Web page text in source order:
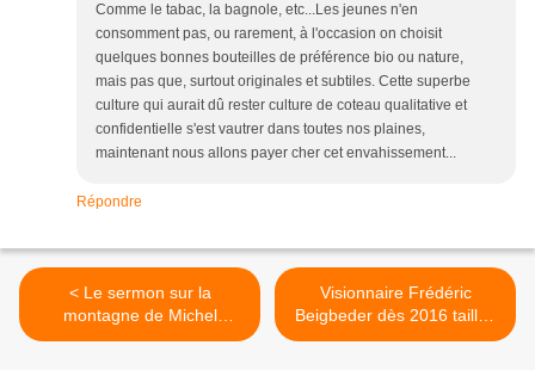
Comme le tabac, la bagnole, etc...Les jeunes n'en
consomment pas, ou rarement, à l'occasion on choisit
quelques bonnes bouteilles de préférence bio ou nature,
mais pas que, surtout originales et subtiles. Cette superbe
culture qui aurait dû rester culture de coteau qualitative et
confidentielle s'est vautrer dans toutes nos plaines,
maintenant nous allons payer cher cet envahissement...
Répondre
< Le sermon sur la
montagne de Michel
Bettane : il faut sauver les
Visionnaire Frédéric
Beigbeder dès 2016 taillait
un tailleur à Annie Ernaux...